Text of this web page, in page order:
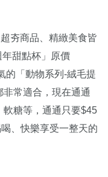
夯商品、精緻美食皆
甜點杯」原價
的「動物系列-絨毛提
常適合，現在通通
軟糖等，通通只要$45
、快樂享受一整天的